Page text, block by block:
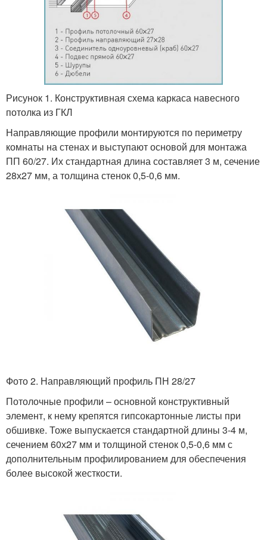
Рисунок 1. Конструктивная схема каркаса навесного
потолка из ГКЛ
Направляющие профили монтируются по периметру
комнаты на стенах и выступают основой для монтажа
ПП 60/27. Их стандартная длина составляет 3 м, сечение
28х27 мм, а толщина стенок 0,5-0,6 мм.
Фото 2. Направляющий профиль ПН 28/27
Потолочные профили – основной конструктивный
элемент, к нему крепятся гипсокартонные листы при
обшивке. Тоже выпускается стандартной длины 3-4 м,
сечением 60х27 мм и толщиной стенок 0,5-0,6 мм с
дополнительным профилированием для обеспечения
более высокой жесткости.